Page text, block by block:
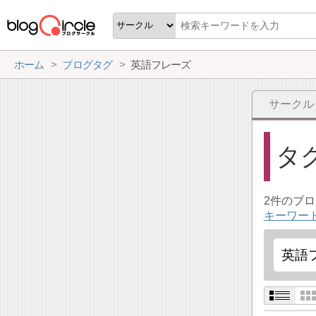
ホーム ブログタグ 英語フレーズ
サーク
タ
2件のブ
キーワー